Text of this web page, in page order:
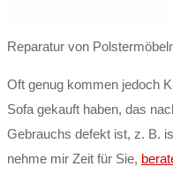
Reparatur von
Oft genug kommen jedoch
Sofa gekauft haben, das
Gebrauchs defekt ist, z. B.
nehme mir Zeit für Sie,